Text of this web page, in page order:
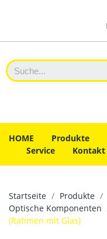
HOME Produkte
Service
Kontakt
Startseite Produkte
Optische Komponenten
(Rahmen mit Glas)